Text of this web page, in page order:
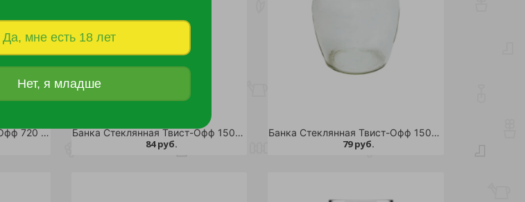
Да, мне есть 18 лет
Нет, я младше
Банка Стеклянная Твист-Офф 720 мл д.82 /24 Банка Стеклянная Твист-Офф 1500 мл д.100 /12
84 руб.
Банка Стеклянная Твист-Офф 1500 мл д.100 Фонарь /9
79 руб.